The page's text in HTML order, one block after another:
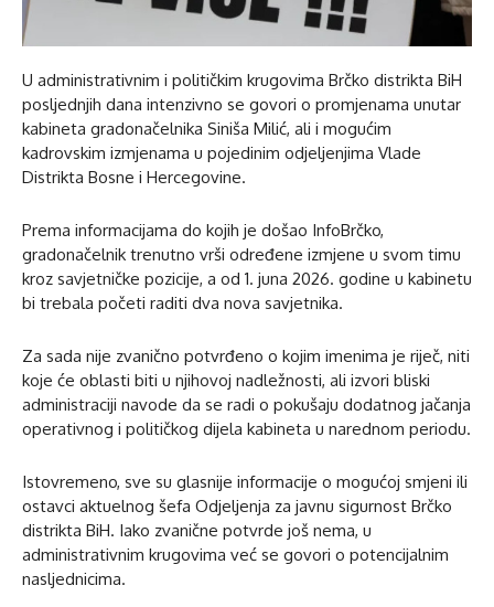
U administrativnim i političkim krugovima Brčko distrikta BiH
posljednjih dana intenzivno se govori o promjenama unutar
kabineta gradonačelnika Siniša Milić, ali i mogućim
kadrovskim izmjenama u pojedinim odjeljenjima Vlade
Distrikta Bosne i Hercegovine.
Prema informacijama do kojih je došao InfoBrčko,
gradonačelnik trenutno vrši određene izmjene u svom timu
kroz savjetničke pozicije, a od 1. juna 2026. godine u kabinetu
bi trebala početi raditi dva nova savjetnika.
Za sada nije zvanično potvrđeno o kojim imenima je riječ, niti
koje će oblasti biti u njihovoj nadležnosti, ali izvori bliski
administraciji navode da se radi o pokušaju dodatnog jačanja
operativnog i političkog dijela kabineta u narednom periodu.
Istovremeno, sve su glasnije informacije o mogućoj smjeni ili
ostavci aktuelnog šefa Odjeljenja za javnu sigurnost Brčko
distrikta BiH. Iako zvanične potvrde još nema, u
administrativnim krugovima već se govori o potencijalnim
nasljednicima.